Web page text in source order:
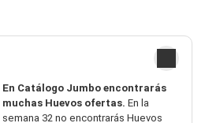
En Catálogo Jumbo encontrarás
muchas Huevos ofertas. En la
semana 32 no encontrarás Huevos